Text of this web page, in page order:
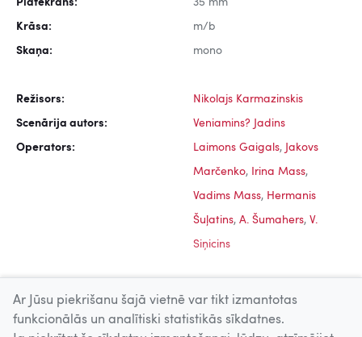
Platekrāns: 35 mm
Krāsa: m/b
Skaņa: mono
Režisors: Nikolajs Karmazinskis
Scenārija autors: Veniamins? Jadins
Operators: Laimons Gaigals, Jakovs
Marčenko, Irina Mass,
Vadims Mass, Hermanis
Šuļatins, A. Šumahers, V.
Siņicins
Ar Jūsu piekrišanu šajā vietnē var tikt izmantotas
funkcionālās un analītiski statistikās sīkdatnes.